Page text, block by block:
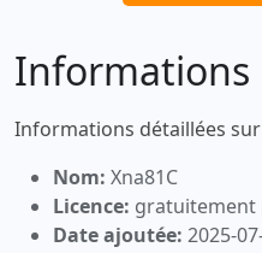
Informations
Informations détaillées sur
Nom: Xna81C
Licence: gratuitement
Date ajoutée: 2025-